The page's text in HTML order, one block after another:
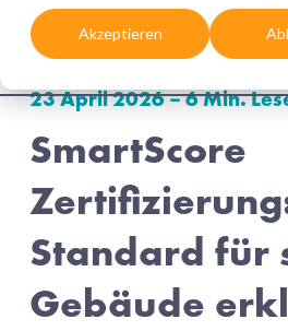
Akzeptieren
SmartScore
Standard für
Gebäude
23 April 2026 – 6 Min.